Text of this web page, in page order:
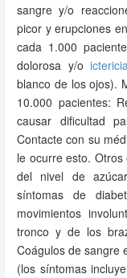
sangre y/o
picor y erupciones
cada 1.000
dolorosa y/o
blanco de los ojos).
10.000 pacientes:
causar dificultad
Contacte con su
le ocurre esto.
del nivel de
síntomas de
movimientos
tronco y de los
Coágulos de sangre
(los síntomas